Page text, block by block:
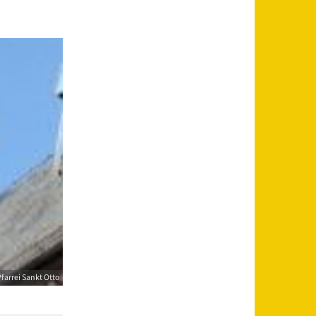
Sankt Otto